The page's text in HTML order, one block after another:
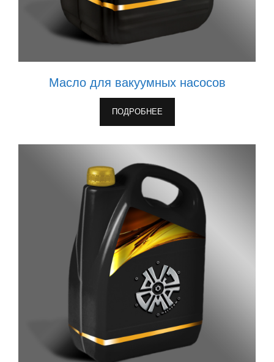
Масло для вакуумных насосов
ПОДРОБНЕЕ